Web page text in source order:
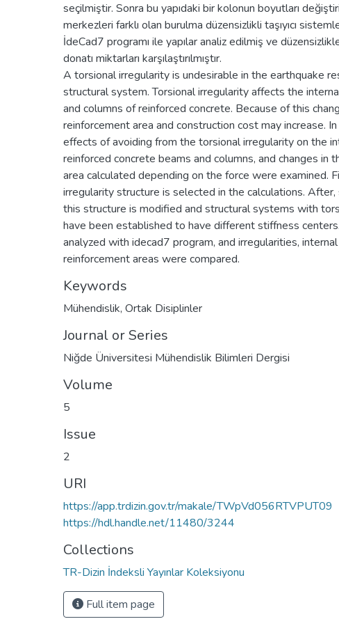
seçilmiştir. Sonra bu yapıdaki bir kolonun boyutları
merkezleri farklı olan burulma düzensizlikli taşıyıcı
İdeCad7 programı ile yapılar analiz edilmiş ve
donatı miktarları karşılaştırılmıştır.
A torsional irregularity is undesirable in the earthquake
structural system. Torsional irregularity affects the
and columns of reinforced concrete. Because of this
reinforcement area and construction cost may increase.
effects of avoiding from the torsional irregularity on the
reinforced concrete beams and columns, and changes in
area calculated depending on the force were examined.
irregularity structure is selected in the calculations. After,
this structure is modified and structural systems with
have been established to have different stiffness
analyzed with idecad7 program, and irregularities,
reinforcement areas were compared.
Keywords
Mühendislik, Ortak Disiplinler
Journal or Series
Niğde Üniversitesi Mühendislik Bilimleri Dergisi
Volume
5
Issue
2
URI
https://app.trdizin.gov.tr/makale/TWpVd056RTVPUT09
https://hdl.handle.net/11480/3244
Collections
TR-Dizin İndeksli Yayınlar Koleksiyonu
Full item page